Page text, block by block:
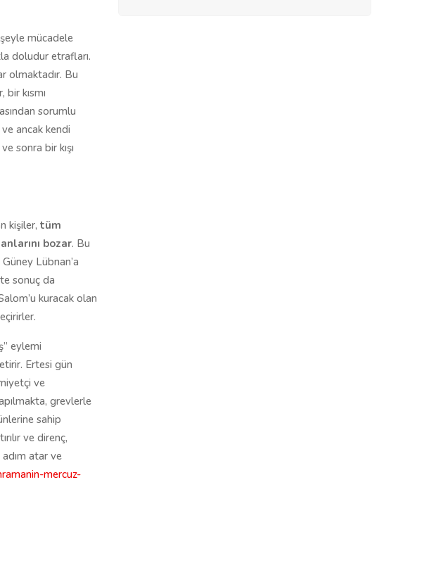
mücadele
doludur etrafları.
olmaktadır. Bu
kısmı
sorumlu
ancak kendi
sonra bir kışı
kişiler, tüm
bozar. Bu
Lübnan’a
sonuç da
kuracak olan
eylemi
Ertesi gün
ve
grevlerle
sahip
ve direnç,
atar ve
mercuz-